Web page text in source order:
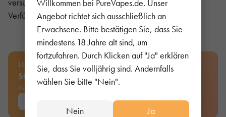
Willkommen bei PureVapes.de. Unser
Angebot richtet sich ausschließlich an
Erwachsene. Bitte bestätigen Sie, dass Sie
mindestens 18 Jahre alt sind, um
fortzufahren. Durch Klicken auf "Ja" erklären
Sie, dass Sie volljährig sind. Andernfalls
wählen Sie bitte "Nein".
Nein Ja
versuchen euch alle noch verfügbaren Produkte zur
Verfügung zu stellen.
LUST AUF MEHR AUSWAHL?
Stell dein eigenes Bundle zusammen
Mehrere Sorten kombinieren und pro Stück sparen.